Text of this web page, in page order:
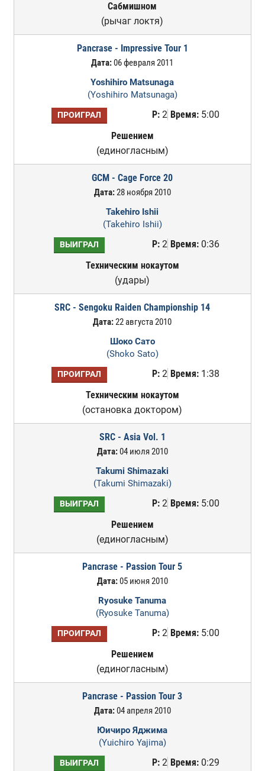
Сабмишном
(рычаг локтя)
Pancrase - Impressive Tour 1
Дата:06 февраля 2011
Yoshihiro Matsunaga
(Yoshihiro Matsunaga)
ПРОИГРАЛ Р:2 Время:5:00
Решением
(единогласным)
GCM - Cage Force 20
Дата:28 ноября 2010
Takehiro Ishii
(Takehiro Ishii)
ВЫИГРАЛ Р:2 Время:0:36
Техническим нокаутом
(удары)
SRC - Sengoku Raiden Championship 14
Дата:22 августа 2010
Шоко Сато
(Shoko Sato)
ПРОИГРАЛ Р:2 Время:1:38
Техническим нокаутом
(остановка доктором)
SRC - Asia Vol. 1
Дата:04 июля 2010
Takumi Shimazaki
(Takumi Shimazaki)
ВЫИГРАЛ Р:2 Время:5:00
Решением
(единогласным)
Pancrase - Passion Tour 5
Дата:05 июня 2010
Ryosuke Tanuma
(Ryosuke Tanuma)
ПРОИГРАЛ Р:2 Время:5:00
Решением
(единогласным)
Pancrase - Passion Tour 3
Дата:04 апреля 2010
Юичиро Яджима
(Yuichiro Yajima)
ВЫИГРАЛ Р:2 Время:0:29